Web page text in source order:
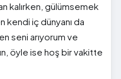
kalırken, gülümsemek
kendi iç dünyanı da
seni arıyorum ve
öyle ise hoş bir vakitte